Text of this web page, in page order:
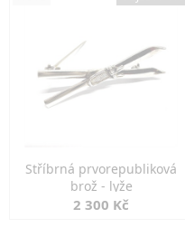
Stříbrná prvorepubliková
brož - lyže
2 300 Kč